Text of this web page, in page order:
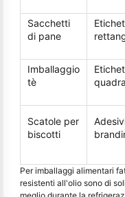
Sacchetti
di pane
Imballaggio
tè
Scatole per
biscotti
Per imballaggi alimentari
resistenti all'olio sono di